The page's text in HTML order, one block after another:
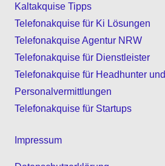
Kaltakquise Tipps
Telefonakquise für Ki Lösungen
Telefonakquise Agentur NRW
Telefonakquise für Dienstleister
Telefonakquise für Headhunter und
Personalvermittlungen
Telefonakquise für Startups
Impressum